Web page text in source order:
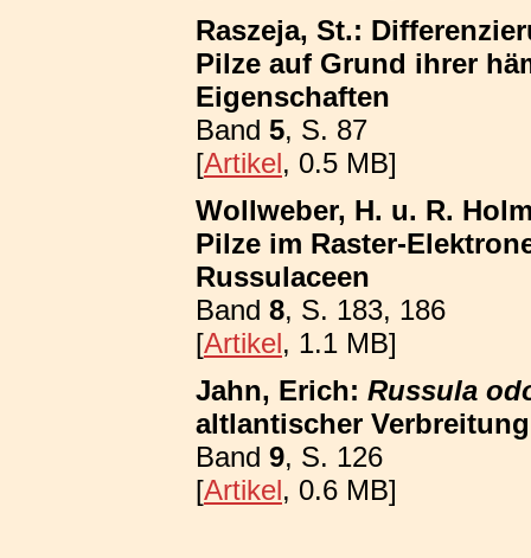
Raszeja, St.:
Pilze auf Grund ihrer
Eigenschaften
Band 5, S. 87
[Artikel, 0.5 MB]
Wollweber, H. u. R.
Pilze im Raster-
Russulaceen
Band 8, S. 183, 186
[Artikel, 1.1 MB]
Jahn, Erich: Russula
altlantischer
Band 9, S. 126
[Artikel, 0.6 MB]